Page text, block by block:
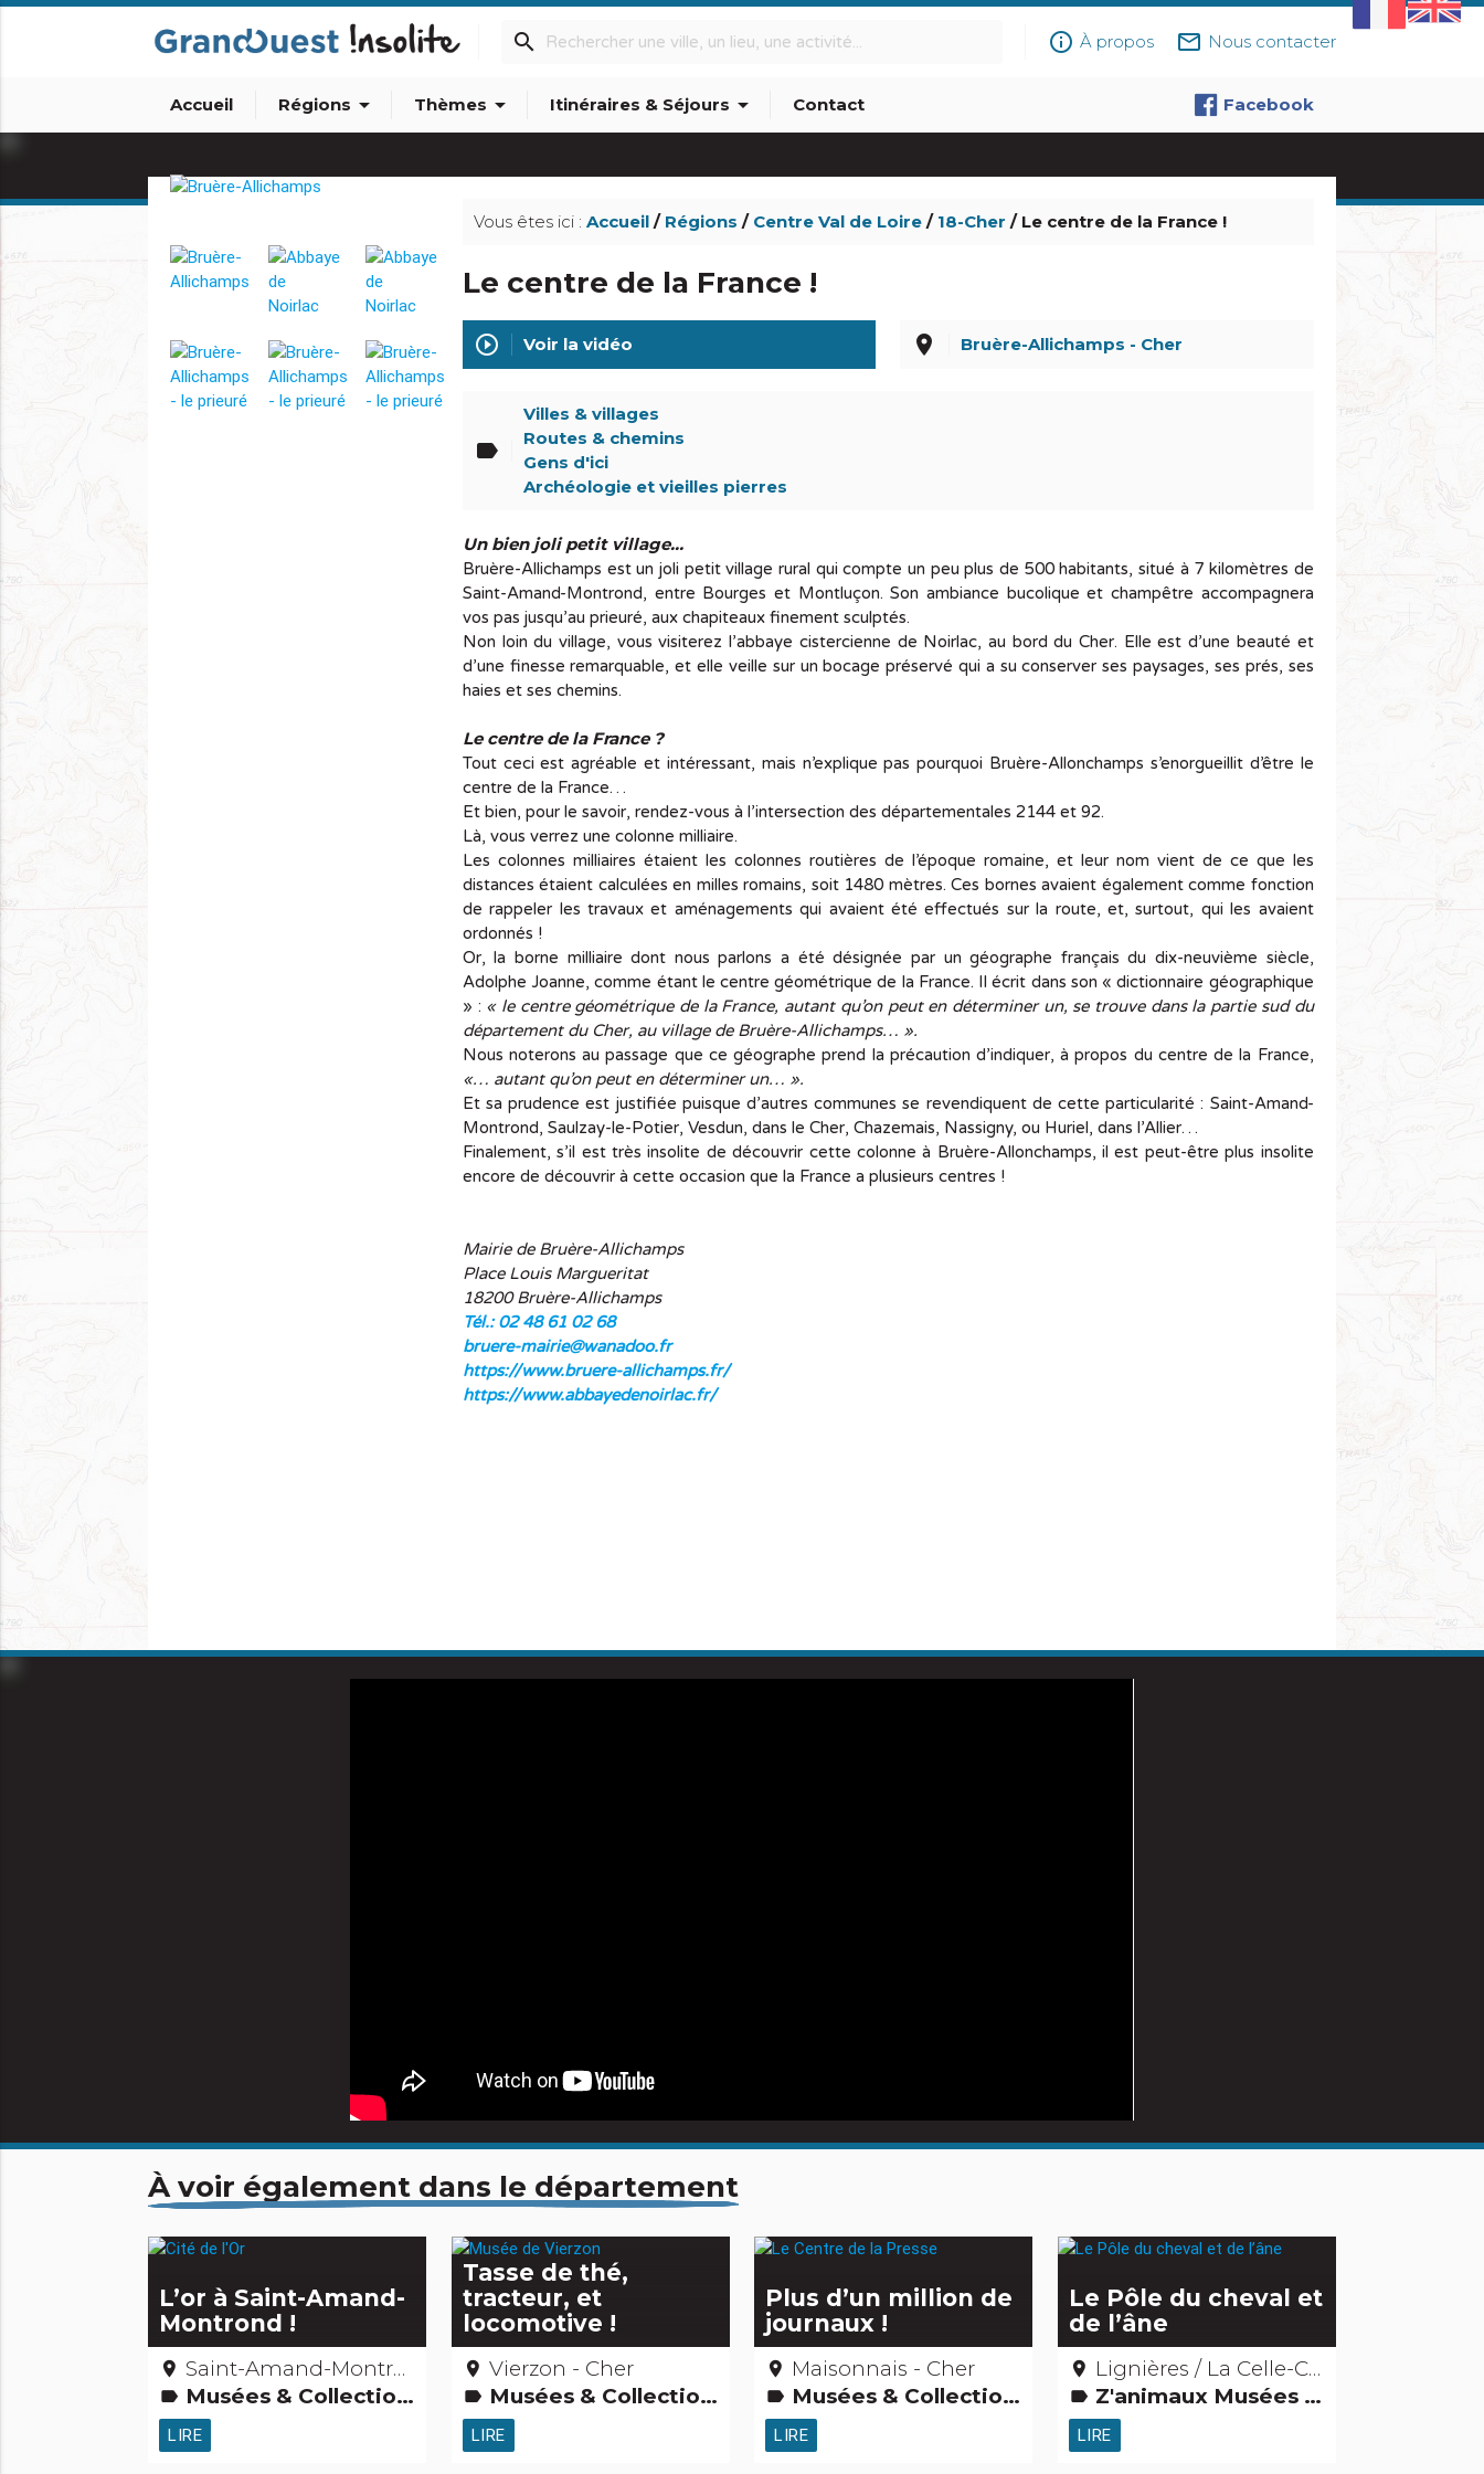
info_outline À propos mail_outline Nous contacter
search
Accueil Régions arrow_drop_down Thèmes arrow_drop_down Itinéraires & Séjours arrow_drop_down Contact Facebook
Vous êtes ici : Accueil/ Régions / Centre Val de Loire/ 18-Cher / Le centre de la France !
Le centre de la France !
play_circle_outline Voir la vidéo place Bruère-Allichamps - Cher
label
Villes & villages
Routes & chemins
Gens d'ici
Archéologie et vieilles pierres
Un bien joli petit village…
Bruère-Allichamps est un joli petit village rural qui compte un peu plus de 500 habitants, situé à 7 kilomètres de
Saint-Amand-Montrond, entre Bourges et Montluçon. Son ambiance bucolique et champêtre accompagnera
vos pas jusqu’au prieuré, aux chapiteaux finement sculptés.
Non loin du village, vous visiterez l’abbaye cistercienne de Noirlac, au bord du Cher. Elle est d’une beauté et
d’une finesse remarquable, et elle veille sur un bocage préservé qui a su conserver ses paysages, ses prés, ses
haies et ses chemins.
Le centre de la France ?
Tout ceci est agréable et intéressant, mais n’explique pas pourquoi Bruère-Allonchamps s’enorgueillit d’être le
centre de la France…
Et bien, pour le savoir, rendez-vous à l’intersection des départementales 2144 et 92.
Là, vous verrez une colonne milliaire.
Les colonnes milliaires étaient les colonnes routières de l’époque romaine, et leur nom vient de ce que les
distances étaient calculées en milles romains, soit 1480 mètres. Ces bornes avaient également comme fonction
de rappeler les travaux et aménagements qui avaient été effectués sur la route, et, surtout, qui les avaient
ordonnés !
Or, la borne milliaire dont nous parlons a été désignée par un géographe français du dix-neuvième siècle,
Adolphe Joanne, comme étant le centre géométrique de la France. Il écrit dans son « dictionnaire géographique
» : « le centre géométrique de la France, autant qu’on peut en déterminer un, se trouve dans la partie sud du
département du Cher, au village de Bruère-Allichamps… ».
Nous noterons au passage que ce géographe prend la précaution d’indiquer, à propos du centre de la France,
«… autant qu’on peut en déterminer un… ».
Et sa prudence est justifiée puisque d’autres communes se revendiquent de cette particularité : Saint-Amand-
Montrond, Saulzay-le-Potier, Vesdun, dans le Cher, Chazemais, Nassigny, ou Huriel, dans l’Allier…
Finalement, s’il est très insolite de découvrir cette colonne à Bruère-Allonchamps, il est peut-être plus insolite
encore de découvrir à cette occasion que la France a plusieurs centres !
Mairie de Bruère-Allichamps
Place Louis Margueritat
18200 Bruère-Allichamps
Tél.: 02 48 61 02 68
bruere-mairie@wanadoo.fr
https://www.bruere-allichamps.fr/
https://www.abbayedenoirlac.fr/
À voir également dans le département
L’or à Saint-Amand-
Montrond !
place Saint-Amand-Montrond – Cher
label Musées & Collections Jardins, activités de découverte et de loisirs Edifices remarquables Petits métiers
LIRE
Tasse de thé,
tracteur, et
locomotive !
place Vierzon - Cher
label Musées & Collections Edifices remarquables Activités touristiques, sportives, culturelles
LIRE
Plus d’un million de
journaux !
place Maisonnais - Cher
label Musées & Collections Edifices remarquables Activités touristiques, sportives, culturelles
LIRE
Le Pôle du cheval et
de l’âne
place Lignières / La Celle-Condé - Cher
label Z'animaux Musées & Collections Parcs de loisirs et Parcs animaliers Jardins, activités de découverte et de loisirs Activités touristiques, sportives, culturelles
LIRE